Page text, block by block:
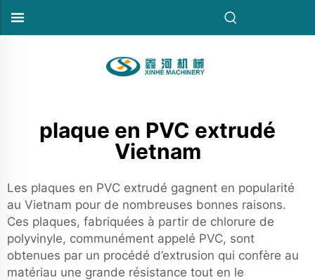
plaque en PVC extrudé
Vietnam
Les plaques en PVC extrudé gagnent en popularité
au Vietnam pour de nombreuses bonnes raisons.
Ces plaques, fabriquées à partir de chlorure de
polyvinyle, communément appelé PVC, sont
obtenues par un procédé d’extrusion qui confère au
matériau une grande résistance tout en le